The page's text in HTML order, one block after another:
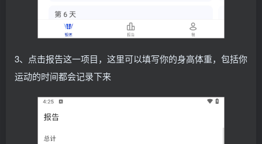
3、点击报告这一项目，这里可以填写你的身高体重，包括你
运动的时间都会记录下来